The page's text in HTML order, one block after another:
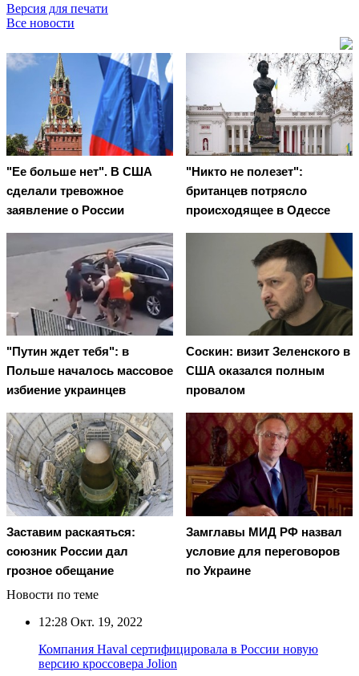
Версия для печати
Все новости
"Ее больше нет". В США
сделали тревожное
заявление о России
"Никто не полезет":
британцев потрясло
происходящее в Одессе
"Путин ждет тебя": в
Польше началось массовое
избиение украинцев
Соскин: визит Зеленского в
США оказался полным
провалом
Заставим раскаяться:
союзник России дал
грозное обещание
Замглавы МИД РФ назвал
условие для переговоров
по Украине
Новости по теме
12:28 Окт. 19, 2022
Компания Haval сертифицировала в России новую
версию кроссовера Jolion